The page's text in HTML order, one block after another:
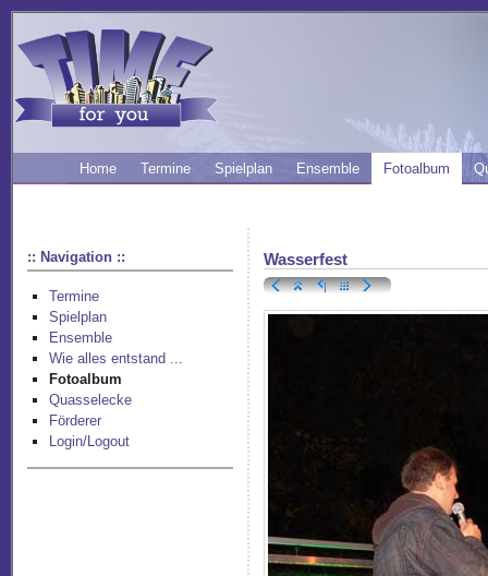
Home Termine Spielplan Ensemble Fotoalbum
:: Navigation ::
Termine
Spielplan
Ensemble
Wie alles entstand ...
Fotoalbum
Quasselecke
Förderer
Login/Logout
Wasserfest